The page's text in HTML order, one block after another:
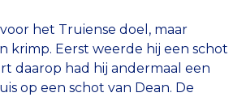
het Truiense doel, maar
krimp. Eerst weerde hij een schot
daarop had hij andermaal een
op een schot van Dean. De